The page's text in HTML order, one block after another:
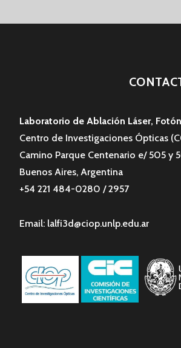
Laboratorio de Ablación Láser,
Centro de Investigaciones Ópticas
Camino Parque Centenario e/ 505 y
Buenos Aires, Argentina
+54 221 484-0280 / 2957
Email: lalfi3d@ciop.unlp.edu.ar